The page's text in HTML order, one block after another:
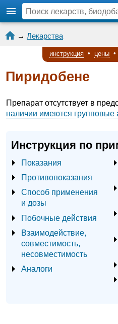
→ Лекарства
инструкция • цены •
Пиридобене
Препарат отсутствует в
наличии имеются групповые
Инструкция по
Показания
Противопоказания
Способ применения
и дозы
Побочные действия
Взаимодействие,
совместимость,
несовместимость
Аналоги